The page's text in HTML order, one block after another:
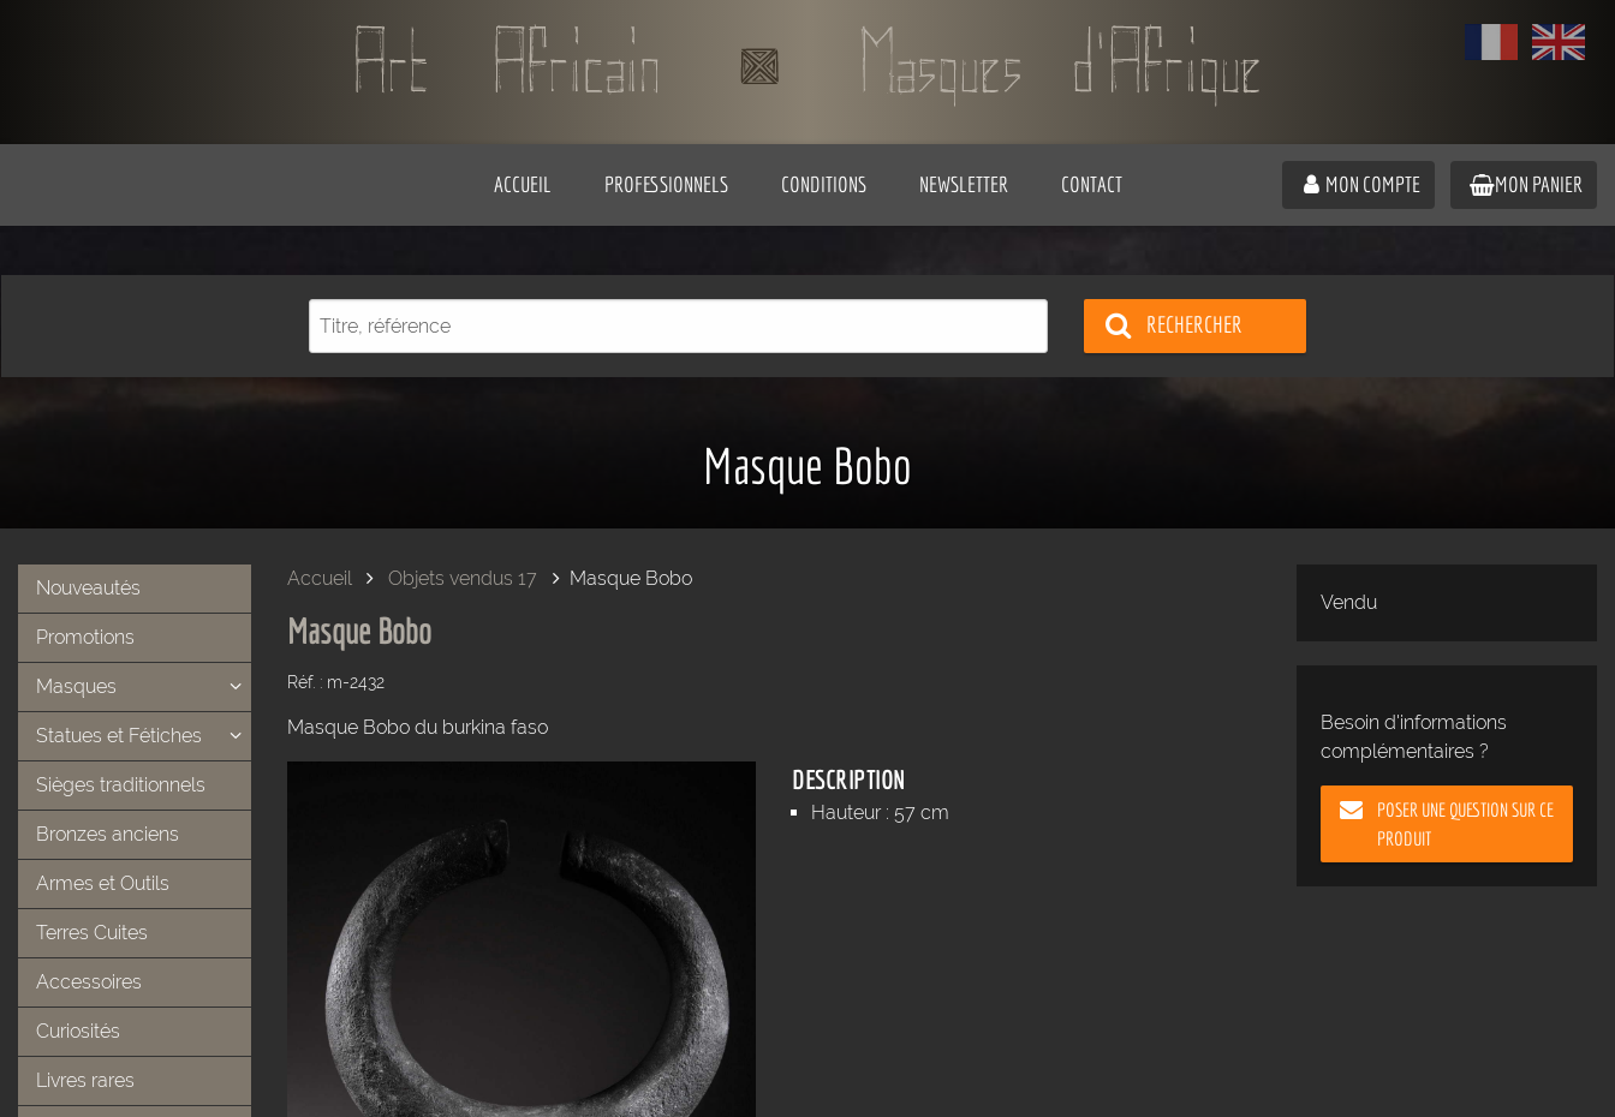
ACCUEIL PROFESSIONNELS CONDITIONS NEWSLETTER CONTACT MON COMPTE MON PANIER
RECHERCHER
Masque Bobo
Nouveautés
Promotions
Masques
Statues et Fétiches
Sièges traditionnels
Bronzes anciens
Armes et Outils
Terres Cuites
Accessoires
Curiosités
Livres rares
Accueil Objets vendus 17 Masque Bobo
Masque Bobo
Réf. : m-2432
Masque Bobo du burkina faso
DESCRIPTION
Hauteur : 57 cm
Vendu
Besoin d'informations
complémentaires ?
POSER UNE QUESTION SUR CE
PRODUIT